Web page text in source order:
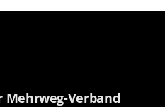
Mehrweg-Verband